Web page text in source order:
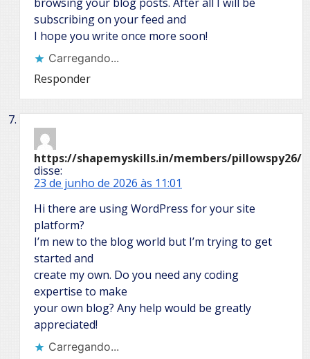
subscribing on your feed and
I hope you write once more soon!
Carregando...
Responder
https://shapemyskills.in/members/pillowspy26/
disse:
23 de junho de 2026 às 11:01
Hi there are using WordPress for your site
platform?
I’m new to the blog world but I’m trying to get
started and
create my own. Do you need any coding
expertise to make
your own blog? Any help would be greatly
appreciated!
Carregando...